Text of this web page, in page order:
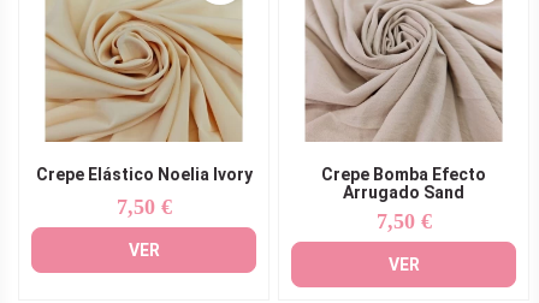
Crepe Elástico Noelia Ivory
Precio
7,50 €
VER
Crepe Bomba Efecto
Arrugado Sand
Precio
7,50 €
VER